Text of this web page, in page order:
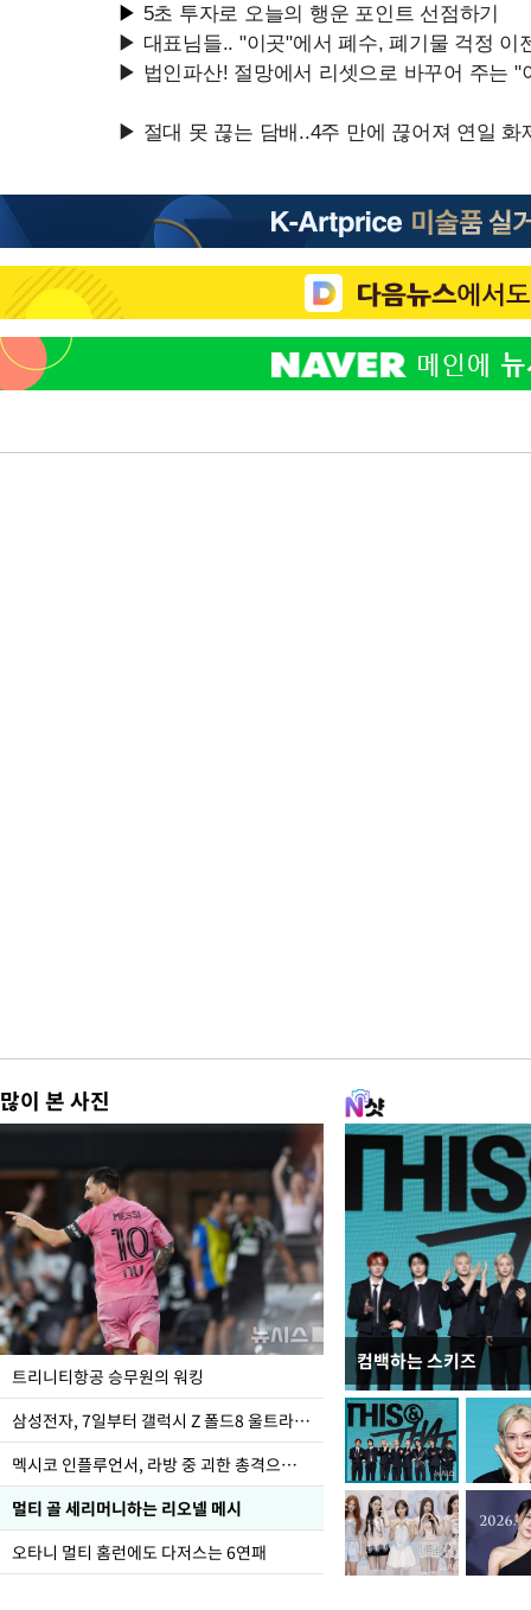
많이 본 사진
트리니티항공 승무원의 워킹
삼성전자, 7일부터 갤럭시 Z 폴드8 울트라·폴드8·플립8 출시
멕시코 인플루언서, 라방 중 괴한 총격으로 사망
멀티 골 세리머니하는 리오넬 메시
오타니 멀티 홈런에도 다저스는 6연패
컴백하는 스키즈
입추 하루 앞둔 전남
폭염